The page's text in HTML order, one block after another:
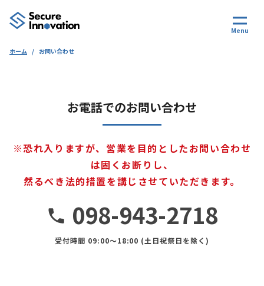
Menu
ホーム / お問い合わせ
お電話でのお問い合わせ
※恐れ入りますが、営業を目的としたお問い合わせ
は固くお断りし、
然るべき法的措置を講じさせていただきます。
098-943-2718
受付時間 09:00〜18:00 (土日祝祭日を除く)